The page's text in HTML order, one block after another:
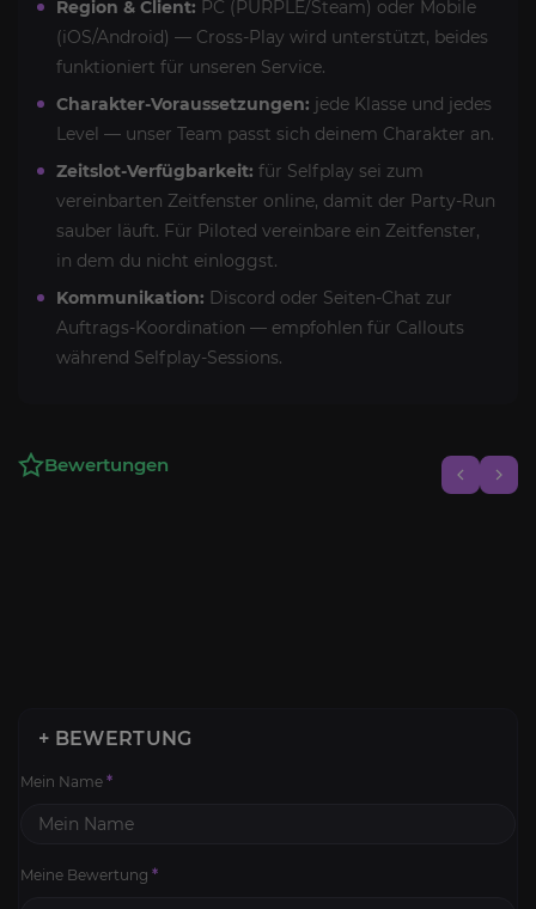
Region & Client: PC (PURPLE/Steam) oder Mobile
(iOS/Android) — Cross-Play wird unterstützt, beides
funktioniert für unseren Service.
Charakter-Voraussetzungen: jede Klasse und jedes
Level — unser Team passt sich deinem Charakter an.
Zeitslot-Verfügbarkeit: für Selfplay sei zum
vereinbarten Zeitfenster online, damit der Party-Run
sauber läuft. Für Piloted vereinbare ein Zeitfenster,
in dem du nicht einloggst.
Kommunikation: Discord oder Seiten-Chat zur
Auftrags-Koordination — empfohlen für Callouts
während Selfplay-Sessions.
Bewertungen
+ BEWERTUNG
Mein Name *
Meine Bewertung *